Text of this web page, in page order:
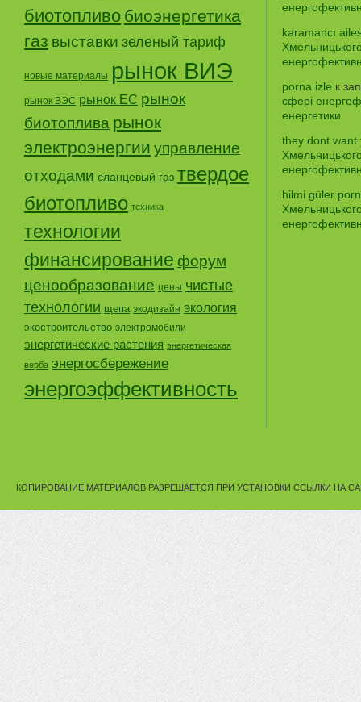
биотопливо биоэнергетика
газ выставки зеленый тариф
новые материалы рынок ВИЭ
рынок ВЭС рынок ЕС рынок
биотоплива рынок
электроэнергии управление
отходами сланцевый газ твердое
биотопливо техника
технологии
финансирование форум
ценообразование цены чистые
технологии щепа экодизайн экология
экостроительство электромобили
энергетические растения энергетическая
верба энергосбережение
энергоэффективность
karamancı
porna izle к
сфері
енергетики
they dont want
hilmi güler
КОПИРОВАНИЕ МАТЕРИАЛОВ РАЗРЕШАЕТСЯ ПРИ УСТАНОВКИ ССЫЛКИ НА САЙТ